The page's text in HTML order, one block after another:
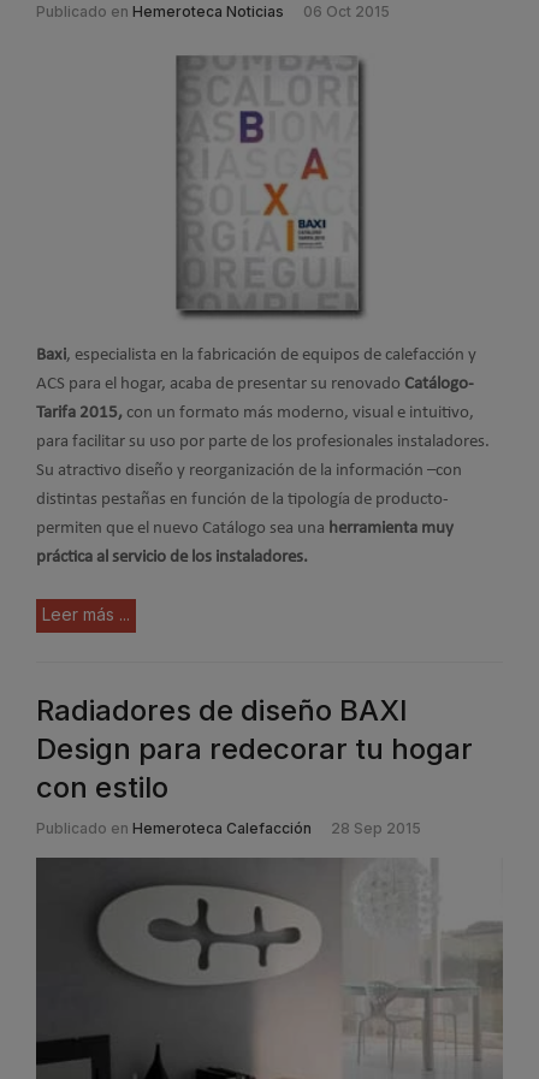
Publicado en Hemeroteca Noticias 06 Oct 2015
Baxi, especialista en la fabricación de equipos de calefacción y
ACS para el hogar, acaba de presentar su renovado Catálogo-
Tarifa 2015, con un formato más moderno, visual e intuitivo,
para facilitar su uso por parte de los profesionales instaladores.
Su atractivo diseño y reorganización de la información –con
distintas pestañas en función de la tipología de producto-
permiten que el nuevo Catálogo sea una herramienta muy
práctica al servicio de los instaladores.
Leer más ...
Radiadores de diseño BAXI
Design para redecorar tu hogar
con estilo
Publicado en Hemeroteca Calefacción 28 Sep 2015